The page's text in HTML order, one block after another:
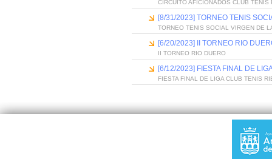
CIRCUITO AFICIONADOS CLUB TENIS
[8/31/2023] TORNEO TENIS
TORNEO TENIS SOCIAL VIRGEN DE
[6/20/2023] II TORNEO RIO
II TORNEO RIO DUERO
[6/12/2023] FIESTA FINAL DE
FIESTA FINAL DE LIGA CLUB TENIS